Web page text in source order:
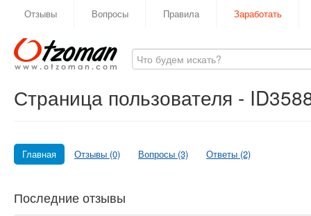
Отзывы Вопросы Правила Заработать
Страница пользователя -
Главная Отзывы (0) Вопросы (3) Ответы (2)
Последние отзывы